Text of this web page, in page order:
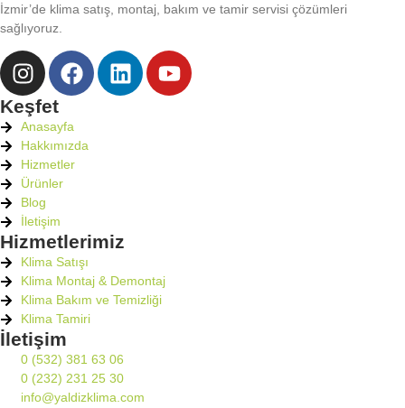
İzmir’de klima satış, montaj, bakım ve tamir servisi çözümleri
sağlıyoruz.
Keşfet
Anasayfa
Hakkımızda
Hizmetler
Ürünler
Blog
İletişim
Hizmetlerimiz
Klima Satışı
Klima Montaj & Demontaj
Klima Bakım ve Temizliği
Klima Tamiri
İletişim
0 (532) 381 63 06
0 (232) 231 25 30
info@yaldizklima.com